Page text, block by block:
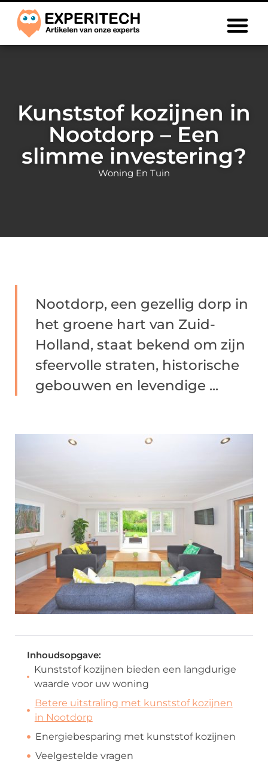
Kunststof kozijnen in
Nootdorp – Een
slimme investering?
Woning En Tuin
Nootdorp, een gezellig dorp in
het groene hart van Zuid-
Holland, staat bekend om zijn
sfeervolle straten, historische
gebouwen en levendige ...
Inhoudsopgave:
Kunststof kozijnen bieden een langdurige
waarde voor uw woning
Betere uitstraling met kunststof kozijnen
in Nootdorp
Energiebesparing met kunststof kozijnen
Veelgestelde vragen